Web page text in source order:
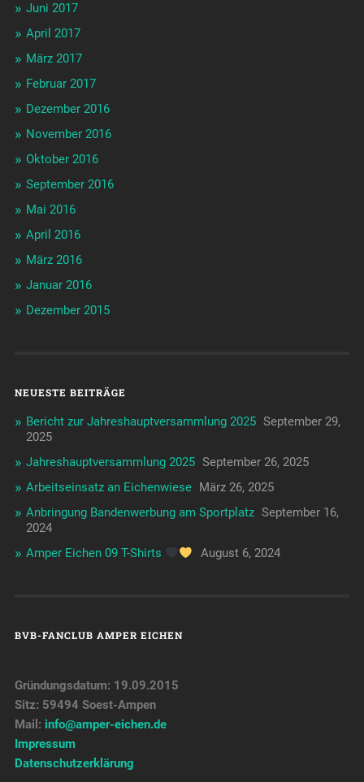
Juni 2017
April 2017
März 2017
Februar 2017
Dezember 2016
November 2016
Oktober 2016
September 2016
Mai 2016
April 2016
März 2016
Januar 2016
Dezember 2015
NEUESTE BEITRÄGE
Bericht zur Jahreshauptversammlung 2025 September 29,
2025
Jahreshauptversammlung 2025 September 26, 2025
Arbeitseinsatz an Eichenwiese
März 26, 2025
Anbringung Bandenwerbung am Sportplatz September 16,
2024
Amper Eichen 09 T-Shirts
August 6, 2024
BVB-FANCLUB AMPER EICHEN
Gründungsdatum: 19.09.2015
Sitz: 59494 Soest-Ampen
Mail: info@amper-eichen.de
Impressum
Datenschutzerklärung